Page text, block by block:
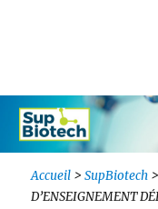
Accueil >SupBiotech >
D’ENSEIGNEMENT